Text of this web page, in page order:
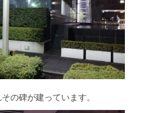
の碑が建っています。